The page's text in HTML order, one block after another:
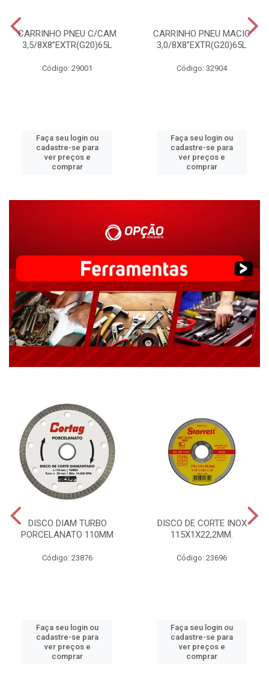
CARRINHO PNEU C/CAM
3,5/8X8”EXTR(G20)65L
Código: 29001
Faça seu login ou
cadastre-se para
ver preços e
comprar
CARRINHO PNEU MACIC
3,0/8X8”EXTR(G20)65L
Código: 32904
Faça seu login ou
cadastre-se para
ver preços e
comprar
DISCO DIAM TURBO
PORCELANATO 110MM
Código: 23876
Faça seu login ou
cadastre-se para
ver preços e
comprar
DISCO DE CORTE INOX
115X1X22,2MM.
Código: 23696
Faça seu login ou
cadastre-se para
ver preços e
comprar